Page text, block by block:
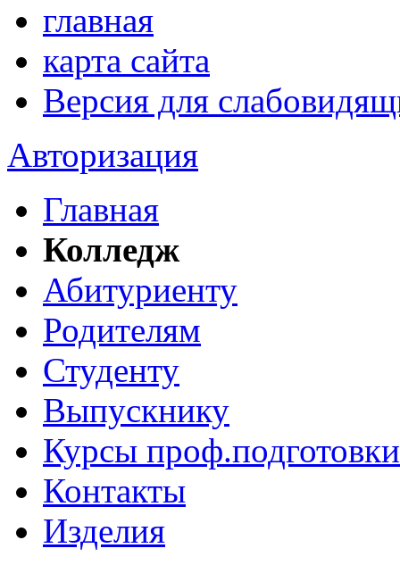
главная
карта сайта
Версия для
Авторизация
Главная
Колледж
Абитуриенту
Родителям
Студенту
Выпускнику
Курсы проф.подготовки
Контакты
Изделия